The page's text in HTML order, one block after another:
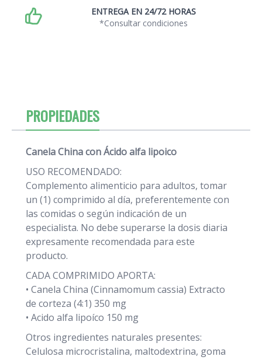
ENTREGA EN 24/72 HORAS
*Consultar condiciones
PROPIEDADES
Canela China con Ácido alfa lipoico
USO RECOMENDADO:
Complemento alimenticio para adultos, tomar
un (1) comprimido al día, preferentemente con
las comidas o según indicación de un
especialista. No debe superarse la dosis diaria
expresamente recomendada para este
producto.
CADA COMPRIMIDO APORTA:
• Canela China (Cinnamomum cassia) Extracto
de corteza (4:1) 350 mg
• Acido alfa lipoíco 150 mg
Otros ingredientes naturales presentes:
Celulosa microcristalina, maltodextrina, goma